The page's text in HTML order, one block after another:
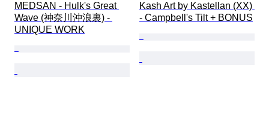
MEDSAN - Hulk's Great
Wave (神奈川沖浪裏) -
UNIQUE WORK
Kash Art by Kastellan (XX)
- Campbell's Tilt + BONUS